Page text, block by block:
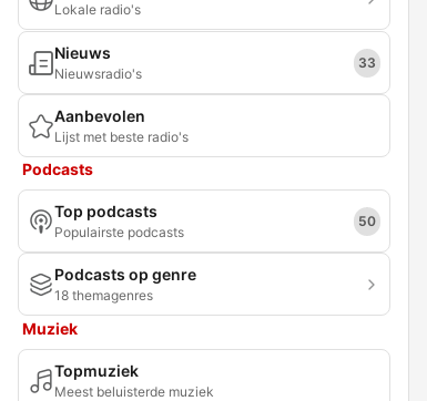
Lokale radio's
Nieuws
Nieuwsradio's
33
Aanbevolen
Lijst met beste radio's
Podcasts
Top podcasts
Populairste podcasts
50
Podcasts op genre
18 themagenres
Muziek
Topmuziek
Meest beluisterde muziek